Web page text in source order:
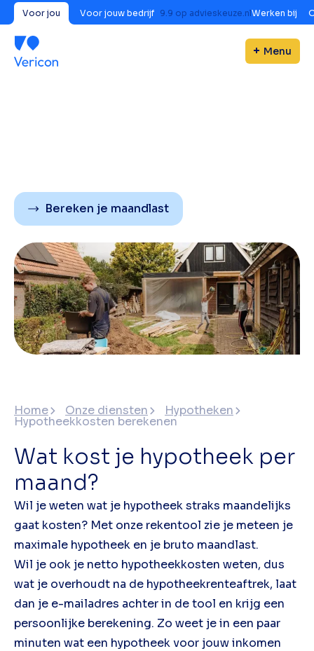
Voor jou Voor jouw bedrijf 9.9 op advieskeuze.nlWerken bij
Menu
Bereken je maandlast
Home Onze diensten Hypotheken
Hypotheekkosten berekenen
Wat kost je hypotheek per
maand?
Wil je weten wat je hypotheek straks maandelijks
gaat kosten? Met onze rekentool zie je meteen je
maximale hypotheek en je bruto maandlast.
Wil je ook je netto hypotheekkosten weten, dus
wat je overhoudt na de hypotheekrenteaftrek, laat
dan je e-mailadres achter in de tool en krijg een
persoonlijke berekening. Zo weet je in een paar
minuten wat een hypotheek voor jouw inkomen